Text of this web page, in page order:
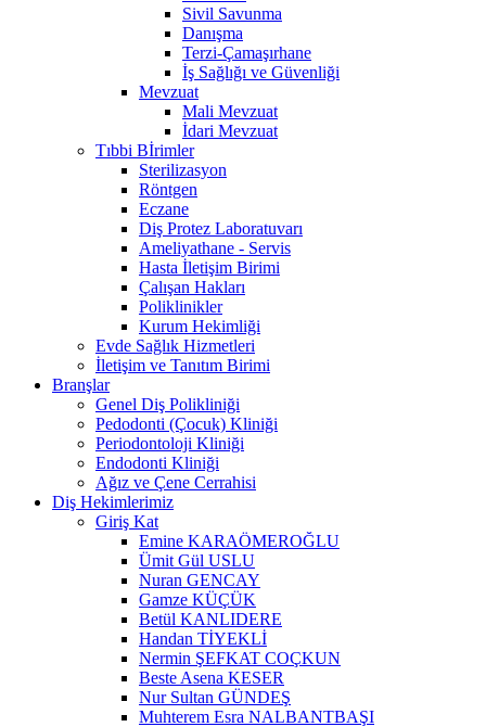
Sivil Savunma
Danışma
Terzi-Çamaşırhane
İş Sağlığı ve Güvenliği
Mevzuat
Mali Mevzuat
İdari Mevzuat
Tıbbi Bİrimler
Sterilizasyon
Röntgen
Eczane
Diş Protez Laboratuvarı
Ameliyathane - Servis
Hasta İletişim Birimi
Çalışan Hakları
Poliklinikler
Kurum Hekimliği
Evde Sağlık Hizmetleri
İletişim ve Tanıtım Birimi
Branşlar
Genel Diş Polikliniği
Pedodonti (Çocuk) Kliniği
Periodontoloji Kliniği
Endodonti Kliniği
Ağız ve Çene Cerrahisi
Diş Hekimlerimiz
Giriş Kat
Emine KARAÖMEROĞLU
Ümit Gül USLU
Nuran GENCAY
Gamze KÜÇÜK
Betül KANLIDERE
Handan TİYEKLİ
Nermin ŞEFKAT COÇKUN
Beste Asena KESER
Nur Sultan GÜNDEŞ
Muhterem Esra NALBANTBAŞI